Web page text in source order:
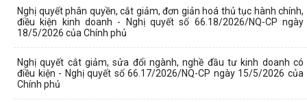
Nghị quyết phân quyền, cắt giảm, đơn giản hoá thủ tục hành chính,
điều kiện kinh doanh - Nghị quyết số 66.18/2026/NQ-CP ngày
18/5/2026 của Chính phủ
Nghị quyết cắt giảm, sửa đổi ngành, nghề đầu tư kinh doanh có
điều kiện - Nghị quyết số 66.17/2026/NQ-CP ngày 15/5/2026 của
Chính phủ